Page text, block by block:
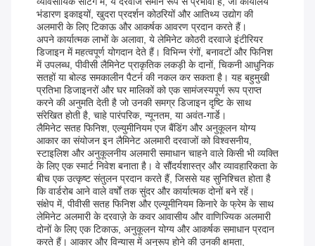
भंडारण इकाइयों, खुदरा प्रदर्शन कोठरियों और आतिथ्य उद्योग की
अलमारी के लिए टिकाऊ और आकर्षक आवरण प्रदान करते हैं।
अपने कार्यात्मक लाभों के अलावा, ये लेमिनेट कोठरी दरवाजे इंटीरियर
डिजाइन में महत्वपूर्ण योगदान देते हैं। विभिन्न रंगों, बनावटों और फिनिश
में उपलब्ध, पीवीसी लैमिनेट प्राकृतिक लकड़ी के दानों, चिकनी आधुनिक
सतहों या बोल्ड समकालीन पैटर्न की नकल कर सकता है। यह बहुमुखी
प्रतिभा डिजाइनरों और घर मालिकों को एक सामंजस्यपूर्ण रूप प्राप्त
करने की अनुमति देती है जो उनकी समग्र डिजाइन दृष्टि के साथ
संरेखित होती है, चाहे पारंपरिक, न्यूनतम, या अवंत-गार्डे।
लैमिनेट सतह फिनिश, एल्युमीनियम एज बैंडिंग और अनुकूलन योग्य
आकार का संयोजन इन लैमिनेट अलमारी दरवाजों को विश्वसनीय,
स्टाइलिश और अनुकूलनीय अलमारी समाधान चाहने वाले किसी भी व्यक्ति
के लिए एक स्मार्ट निवेश बनाता है। वे सौंदर्यशास्त्र और व्यावहारिकता के
बीच एक उत्कृष्ट संतुलन प्रदान करते हैं, जिससे यह सुनिश्चित होता है
कि वार्डरोब आने वाले वर्षों तक सुंदर और कार्यात्मक दोनों बने रहें।
संक्षेप में, पीवीसी सतह फिनिश और एल्यूमीनियम किनारे के फ्रेम के साथ
लेमिनेट अलमारी के दरवाज़े के कवर आवासीय और वाणिज्यिक अलमारी
दोनों के लिए एक टिकाऊ, अनुकूलन योग्य और आकर्षक समाधान प्रदान
करते हैं। आकार और विन्यास में अनुरूप होने की उनकी क्षमता,